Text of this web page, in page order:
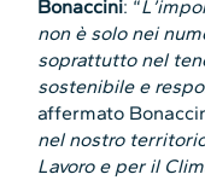
Bonaccini: “
non è solo nei
soprattutto nel
sostenibile e
affermato
nel nostro
Lavoro e per il